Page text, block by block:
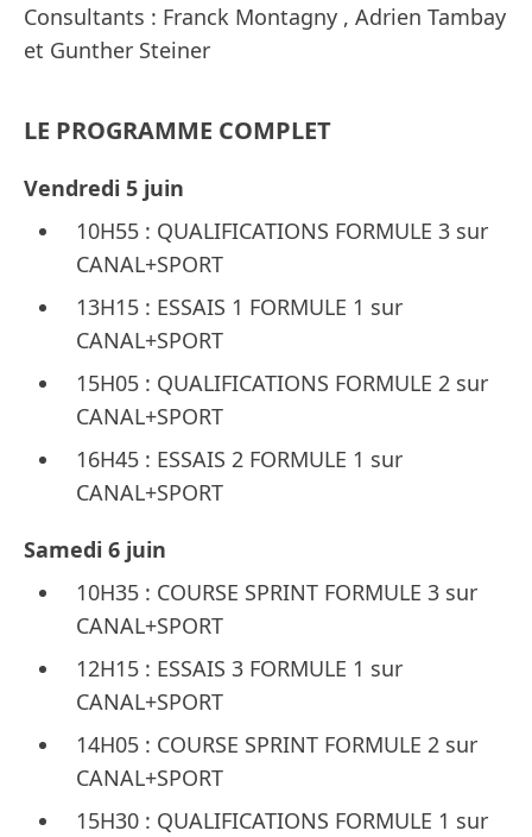
Consultants : Franck Montagny , Adrien Tambay
et Gunther Steiner
LE PROGRAMME COMPLET
Vendredi 5 juin
10H55 : QUALIFICATIONS FORMULE 3 sur
CANAL+SPORT
13H15 : ESSAIS 1 FORMULE 1 sur
CANAL+SPORT
15H05 : QUALIFICATIONS FORMULE 2 sur
CANAL+SPORT
16H45 : ESSAIS 2 FORMULE 1 sur
CANAL+SPORT
Samedi 6 juin
10H35 : COURSE SPRINT FORMULE 3 sur
CANAL+SPORT
12H15 : ESSAIS 3 FORMULE 1 sur
CANAL+SPORT
14H05 : COURSE SPRINT FORMULE 2 sur
CANAL+SPORT
15H30 : QUALIFICATIONS FORMULE 1 sur